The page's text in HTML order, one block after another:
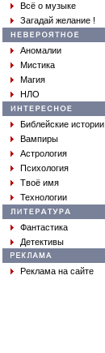
Всё о музыке
Загадай желание !
Аномалии
Мистика
Магия
НЛО
Библейские истории
Вампиры
Астрология
Психология
Твоё имя
Технологии
Фантастика
Детективы
Реклама на сайте